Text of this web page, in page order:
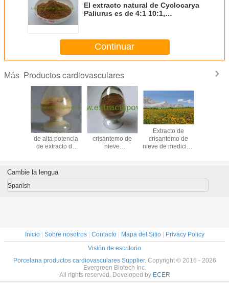
El extracto natural de Cyclocarya
Paliurus es de 4:1 10:1,
Continuar
Más Productos cardiovasculares
Lumbroquinasa
de alta potencia
de extracto de
extracto de flor de
crisantemo de
nieve
Extracto de
crisantemo de
nieve de medicina
Cambie la lengua
Spanish
Inicio| Sobre nosotros| Contacto| Mapa del Sitio| Privacy Policy
Visión de escritorio
Porcelana productos cardiovasculares Supplier. Copyright © 2016 - 2026
Evergreen Biotech Inc.
All rights reserved. Developed by ECER